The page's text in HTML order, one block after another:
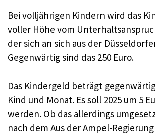
Bei volljährigen Kindern wird das
voller Höhe vom
der sich an sich aus der
Gegenwärtig sind das 250 Euro.
Das Kindergeld beträgt
Kind und Monat. Es soll 2025 um 5
werden. Ob das allerdings
nach dem Aus der Ampel-